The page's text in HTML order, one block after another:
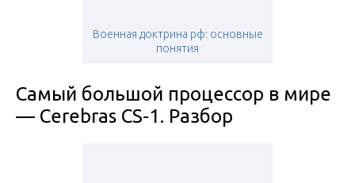
Военная доктрина рф: основные
понятия
Самый большой процессор в мире
— Cerebras CS-1. Разбор